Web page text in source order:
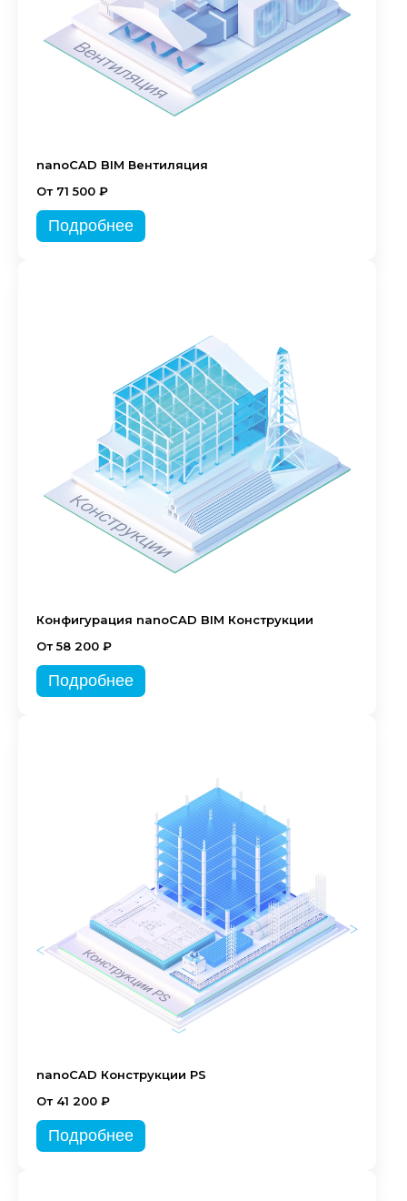
nanoCAD BIM Вентиляция
От 71 500 ₽
Подробнее
Конфигурация nanoCAD BIM Конструкции
От 58 200 ₽
Подробнее
nanoCAD Конструкции PS
От 41 200 ₽
Подробнее